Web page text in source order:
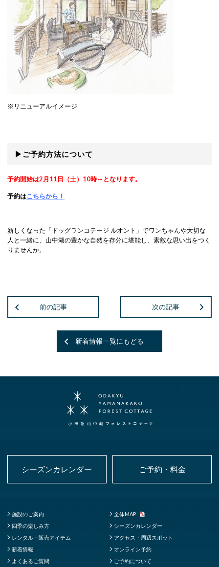
※リニューアルイメージ
▶ご予約方法について
予約開始は2月11日（土）10時～となります。
予約はこちらから！
新しくなった「ドッグランコテージ ルオント」でワンちゃんや大切な
人と一緒に、山中湖の豊かな自然を存分に堪能し、素敵な思い出をつく
りませんか。
前の記事 次の記事
新着情報一覧にもどる
シーズンカレンダー ご予約・料金
施設のご案内
全体MAP
四季の楽しみ方
シーズンカレンダー
レンタル・販売アイテム
アクセス・周辺スポット
新着情報
オンライン予約
よくあるご質問
ご予約について